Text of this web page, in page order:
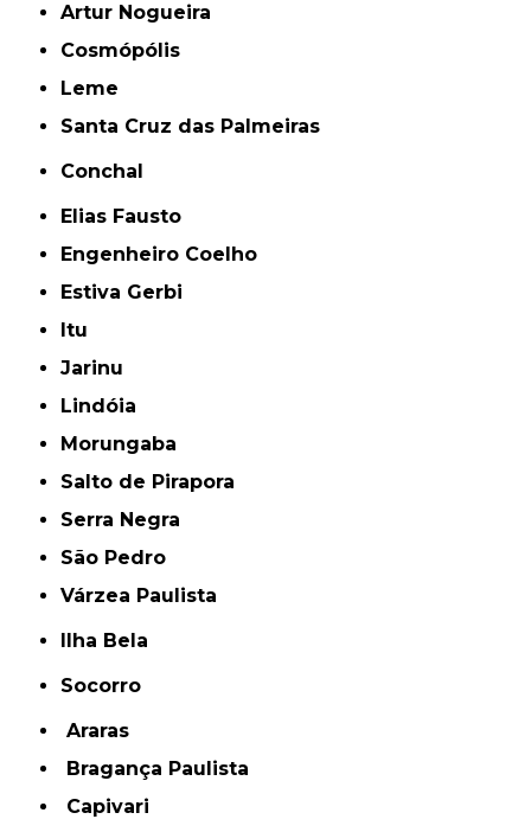
Artur Nogueira
Cosmópólis
Leme
Santa Cruz das Palmeiras
Conchal
Elias Fausto
Engenheiro Coelho
Estiva Gerbi
Itu
Jarinu
Lindóia
Morungaba
Salto de Pirapora
Serra Negra
São Pedro
Várzea Paulista
Ilha Bela
Socorro
Araras
Bragança Paulista
Capivari